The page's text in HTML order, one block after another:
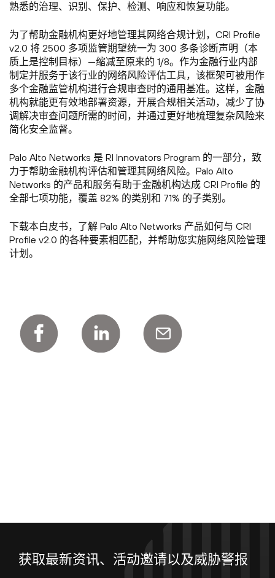
熟悉的治理、识别、保护、检测、响应和恢复功能。
为了帮助金融机构更好地管理其网络合规计划，CRI Profile
v2.0 将 2500 多项监管期望统一为 300 多条诊断声明（本
质上是控制目标）—缩减至原来的 1/8。作为金融行业内部
制定并服务于该行业的网络风险评估工具，该框架可被用作
多个金融监管机构进行合规审查时的通用基准。这样，金融
机构就能更有效地部署资源，开展合规相关活动，减少了协
调解决审查问题所需的时间，并通过更好地梳理复杂风险来
简化安全监督。
Palo Alto Networks 是 RI Innovators Program 的一部分，致
力于帮助金融机构评估和管理其网络风险。Palo Alto
Networks 的产品和服务有助于金融机构达成 CRI Profile 的
全部七项功能，覆盖 82% 的类别和 71% 的子类别。
下载本白皮书，了解 Palo Alto Networks 产品如何与 CRI
Profile v2.0 的各种要素相匹配，并帮助您实施网络风险管理
计划。
获取最新资讯、活动邀请以及威胁警报